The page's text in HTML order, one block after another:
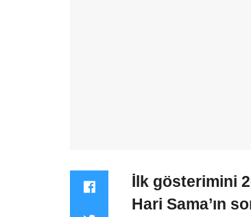
İlk gösterimini
Hari Sama’ın